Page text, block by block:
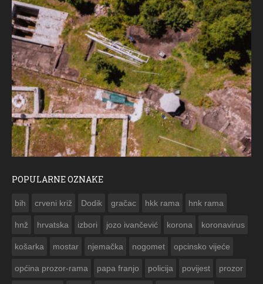
POPULARNE OZNAKE
bih crveni križ Dodik gračac hkk rama hnk rama
hnž hrvatska izbori jozo ivančević korona koronavirus
košarka mostar njemačka nogomet opcinsko vijeće
općina prozor-rama papa franjo policija povijest prozor